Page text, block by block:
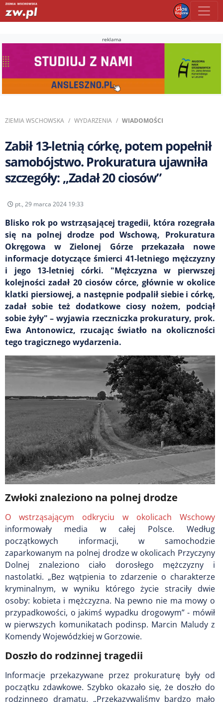
reklama
ZIEMIA WSCHOWSKA WYDARZENIA WIADOMOŚCI
Zabił 13-letnią córkę, potem popełnił
samobójstwo. Prokuratura ujawniła
szczegóły: „Zadał 20 ciosów”
pt., 29 marca 2024 19:33
Blisko rok po wstrząsającej tragedii, która rozegrała
się na polnej drodze pod Wschową, Prokuratura
Okręgowa w Zielonej Górze przekazała nowe
informacje dotyczące śmierci 41-letniego mężczyzny
i jego 13-letniej córki. "Mężczyzna w pierwszej
kolejności zadał 20 ciosów córce, głównie w okolice
klatki piersiowej, a następnie podpalił siebie i córkę,
zadał sobie też dodatkowe ciosy nożem, podciął
sobie żyły" – wyjawia rzeczniczka prokuratury, prok.
Ewa Antonowicz, rzucając światło na okoliczności
tego tragicznego wydarzenia.
Zwłoki znaleziono na polnej drodze
O wstrząsającym odkryciu w okolicach Wschowy
informowały media w całej Polsce. Według
początkowych informacji, w samochodzie
zaparkowanym na polnej drodze w okolicach Przyczyny
Dolnej znaleziono ciało dorosłego mężczyzny i
nastolatki. „Bez wątpienia to zdarzenie o charakterze
kryminalnym, w wyniku którego życie straciły dwie
osoby: kobieta i mężczyzna. Na pewno nie ma mowy o
przypadkowości, o jakimś wypadku drogowym” - mówił
w pierwszych komunikatach podinsp. Marcin Maludy z
Komendy Wojewódzkiej w Gorzowie.
Doszło do rodzinnej tragedii
Informacje przekazywane przez prokuraturę były od
początku zdawkowe. Szybko okazało się, że doszło do
rodzinnego dramatu. „Przekazywaliśmy bardzo mało